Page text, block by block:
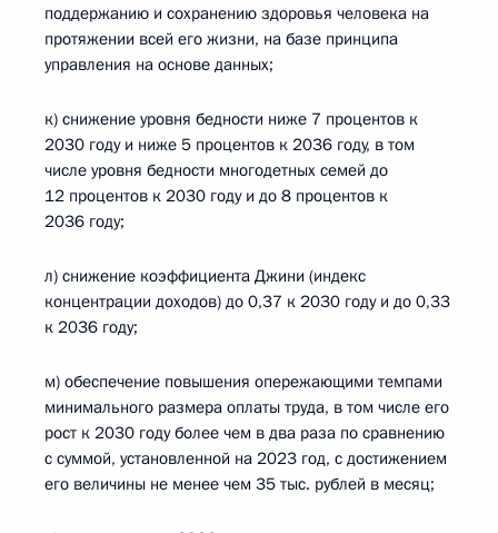
поддержанию и сохранению здоровья человека на
протяжении всей его жизни, на базе принципа
управления на основе данных;
к) снижение уровня бедности ниже 7 процентов к
2030 году и ниже 5 процентов к 2036 году, в том
числе уровня бедности многодетных семей до
12 процентов к 2030 году и до 8 процентов к
2036 году;
л) снижение коэффициента Джини (индекс
концентрации доходов) до 0,37 к 2030 году и до 0,33
к 2036 году;
м) обеспечение повышения опережающими темпами
минимального размера оплаты труда, в том числе его
рост к 2030 году более чем в два раза по сравнению
с суммой, установленной на 2023 год, с достижением
его величины не менее чем 35 тыс. рублей в месяц;